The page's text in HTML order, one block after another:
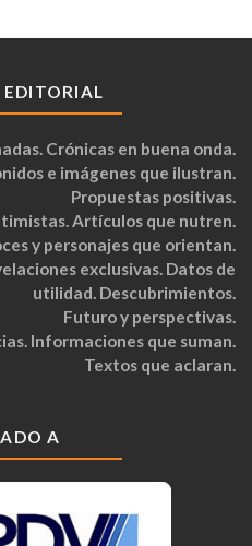
Crónicas en buena onda.
e imágenes que ilustran.
Propuestas positivas.
Artículos que nutren.
y personajes que orientan.
exclusivas. Datos de
utilidad. Descubrimientos.
Futuro y perspectivas.
Informaciones que suman.
Textos que aclaran.
A